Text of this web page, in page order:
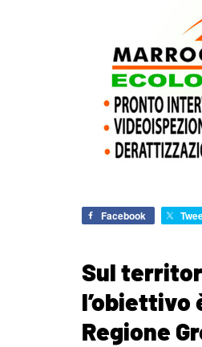
Facebook
Sul
l’obiettivo
Regione